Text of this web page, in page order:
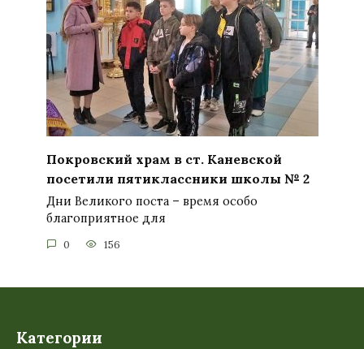
Покровский храм в ст. Каневской
посетили пятиклассники школы № 2
Дни Великого поста – время особо
благоприятное для
0 156
Категории